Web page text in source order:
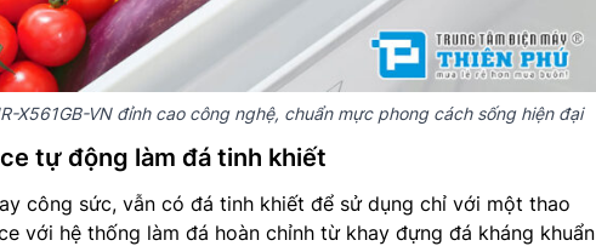
X561GB-VN đỉnh cao công nghệ, chuẩn mực phong cách sống hiện đại
tự động làm đá tinh khiết
công sức, vẫn có đá tinh khiết để sử dụng chỉ với một thao
với hệ thống làm đá hoàn chỉnh từ khay đựng đá kháng khuẩn